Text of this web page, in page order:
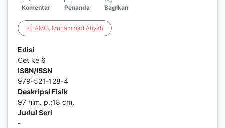
Komentar Penanda Bagikan
KHAMIS, Muhammad Atiyah
Edisi
Cet ke 6
ISBN/ISSN
979-521-128-4
Deskripsi Fisik
97 hlm. p.;18 cm.
Judul Seri
-